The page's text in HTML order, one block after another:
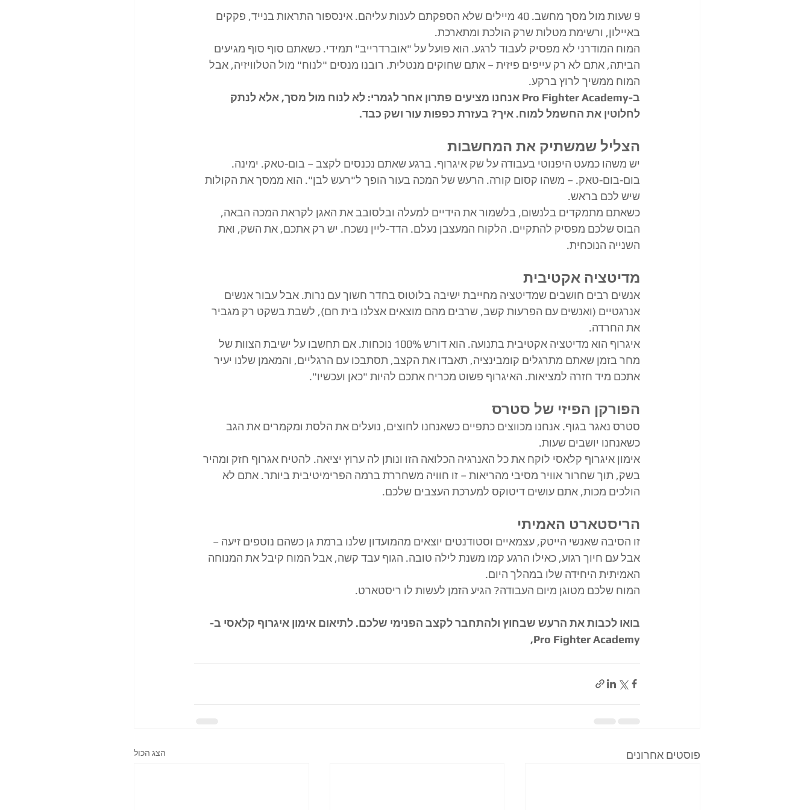
​9 שעות מול מסך מחשב. 40 מיילים שלא הספקתם לענות עליהם. אינספור התראות בנייד, פקקים
באיילון, ורשימת מטלות שרק הולכת ומתארכת.
המוח המודרני לא מפסיק לעבוד לרגע. הוא פועל על "אוברדרייב" תמידי. כשאתם סוף סוף מגיעים
הביתה, אתם לא רק עייפים פיזית – אתם שחוקים מנטלית. רובנו מנסים "לנוח" מול הטלוויזיה, אבל
המוח ממשיך לרוץ ברקע.
​ב-Pro Fighter Academy אנחנו מציעים פתרון אחר לגמרי: לא לנוח מול מסך, אלא לנתק
לחלוטין את החשמל למוח. איך? בעזרת כפפות עור ושק כבד.
​הצליל שמשתיק את המחשבות
יש משהו כמעט היפנוטי בעבודה על שק איגרוף. ברגע שאתם נכנסים לקצב – בום-טאק. ימינה.
בום-בום-טאק. – משהו קסום קורה. הרעש של המכה בעור הופך ל"רעש לבן". הוא ממסך את הקולות
שיש לכם בראש.
כשאתם מתמקדים בלנשום, בלשמור את הידיים למעלה ובלסובב את האגן לקראת המכה הבאה,
הבוס שלכם מפסיק להתקיים. הלקוח המעצבן נעלם. הדד-ליין נשכח. יש רק אתכם, את השק, ואת
השנייה הנוכחית.
​מדיטציה אקטיבית
אנשים רבים חושבים שמדיטציה מחייבת ישיבה בלוטוס בחדר חשוך עם נרות. אבל עבור אנשים
אנרגטיים (ואנשים עם הפרעות קשב, שרבים מהם מוצאים אצלנו בית חם), לשבת בשקט רק מגביר
את החרדה.
איגרוף הוא מדיטציה אקטיבית בתנועה. הוא דורש 100% נוכחות. אם תחשבו על ישיבת הצוות של
מחר בזמן שאתם מתרגלים קומבינציה, תאבדו את הקצב, תסתבכו עם הרגליים, והמאמן שלנו יעיר
אתכם מיד חזרה למציאות. האיגרוף פשוט מכריח אתכם להיות "כאן ועכשיו".
​הפורקן הפיזי של סטרס
סטרס נאגר בגוף. אנחנו מכווצים כתפיים כשאנחנו לחוצים, נועלים את הלסת ומקמרים את הגב
כשאנחנו יושבים שעות.
אימון איגרוף קלאסי לוקח את כל האנרגיה הכלואה הזו ונותן לה ערוץ יציאה. להטיח אגרוף חזק ומהיר
בשק, תוך שחרור אוויר מסיבי מהריאות – זו חוויה משחררת ברמה הפרימיטיבית ביותר. אתם לא
הולכים מכות, אתם עושים דיטוקס למערכת העצבים שלכם.
​הריסטארט האמיתי
זו הסיבה שאנשי הייטק, עצמאיים וסטודנטים יוצאים מהמועדון שלנו ברמת גן כשהם נוטפים זיעה –
אבל עם חיוך רגוע, כאילו הרגע קמו משנת לילה טובה. הגוף עבד קשה, אבל המוח קיבל את המנוחה
האמיתית היחידה שלו במהלך היום.
​המוח שלכם מטוגן מיום העבודה? הגיע הזמן לעשות לו ריסטארט.
​בואו לכבות את הרעש שבחוץ ולהתחבר לקצב הפנימי שלכם. לתיאום אימון איגרוף קלאסי ב-
Pro Fighter Academy,
פוסטים אחרונים הצג הכול